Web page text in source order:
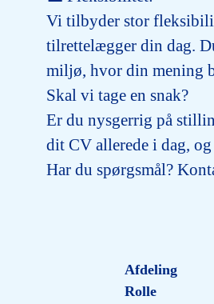
Vi tilbyder stor
tilrettelægger din dag.
miljø, hvor din mening
Skal vi tage en snak?
Er du nysgerrig på
dit CV allerede i dag,
Har du spørgsmål?
Afdeling
Rolle